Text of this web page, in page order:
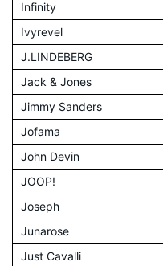
Infinity
Ivyrevel
J.LINDEBERG
Jack & Jones
Jimmy Sanders
Jofama
John Devin
JOOP!
Joseph
Junarose
Just Cavalli